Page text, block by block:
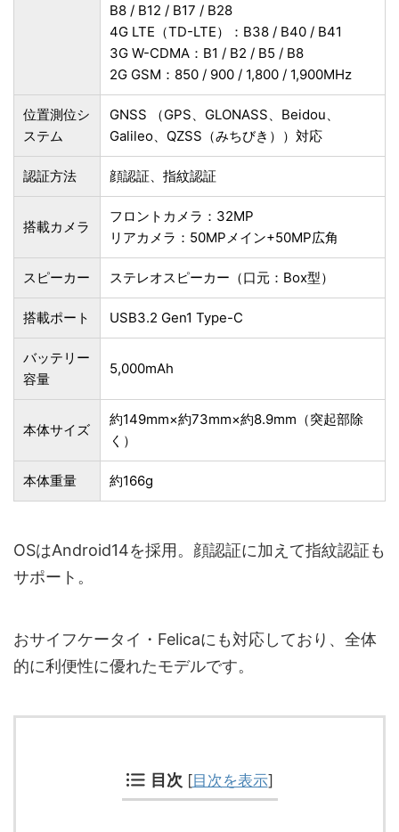
B8 / B12 / B17 / B28
4G LTE（TD-LTE）：B38 / B40 / B41
3G W-CDMA：B1 / B2 / B5 / B8
2G GSM：850 / 900 / 1,800 / 1,900MHz
位置測位シ
ステム
GNSS （GPS、GLONASS、Beidou、
Galileo、QZSS（みちびき））対応
認証方法 顔認証、指紋認証
搭載カメラ
フロントカメラ：32MP
リアカメラ：50MPメイン+50MP広角
スピーカー ステレオスピーカー（口元：Box型）
搭載ポート USB3.2 Gen1 Type-C
バッテリー
容量
5,000mAh
本体サイズ
約149mm×約73mm×約8.9mm（突起部除
く）
本体重量 約166g
OSはAndroid14を採用。顔認証に加えて指紋認証も
サポート。
おサイフケータイ・Felicaにも対応しており、全体
的に利便性に優れたモデルです。
目次 [目次を表示]